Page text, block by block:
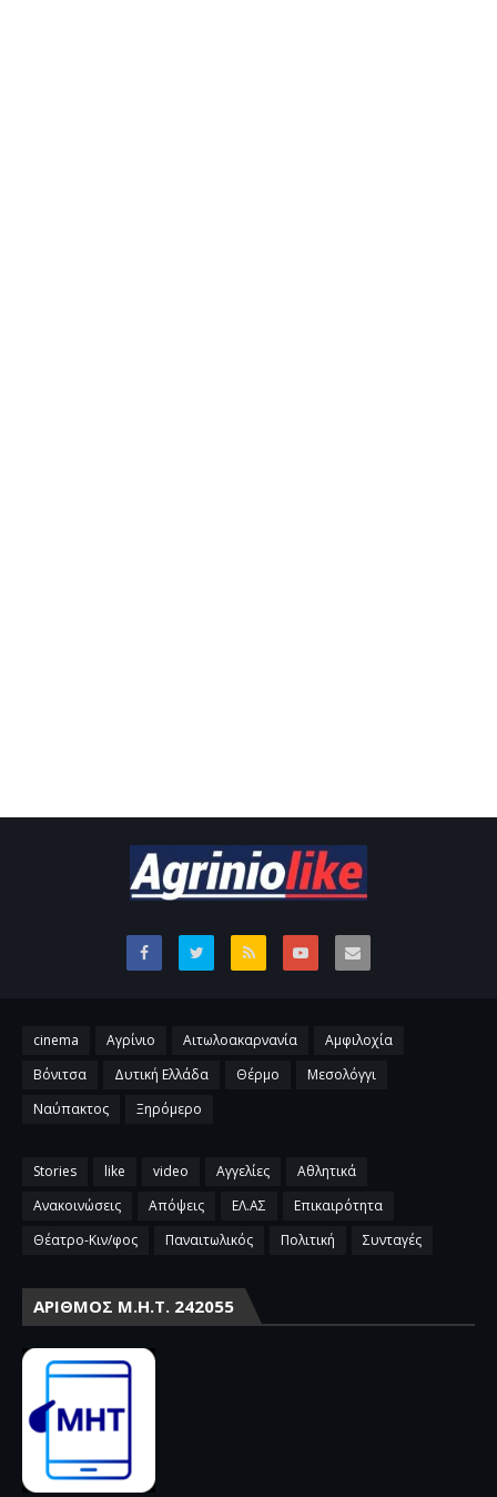
cinema Αγρίνιο Αιτωλοακαρνανία
Αμφιλοχία
Βόνιτσα
Δυτική Ελλάδα Θέρμο
Μεσολόγγι
Ναύπακτος
Ξηρόμερο
Stories like video Αγγελίες
Αθλητικά
Ανακοινώσεις
Απόψεις ΕΛ.ΑΣ
Επικαιρότητα
Θέατρο-Κιν/φος
Παναιτωλικός Πολιτική Συνταγές
ΑΡΙΘΜΌΣ Μ.Η.Τ. 242055